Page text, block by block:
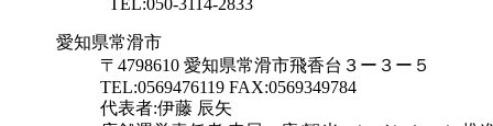
TEL:050-3114-2833
愛知県常滑市
〒4798610 愛知県常滑市飛香台３ー３ー５
TEL:0569476119 FAX:0569349784
代表者:伊藤 辰矢